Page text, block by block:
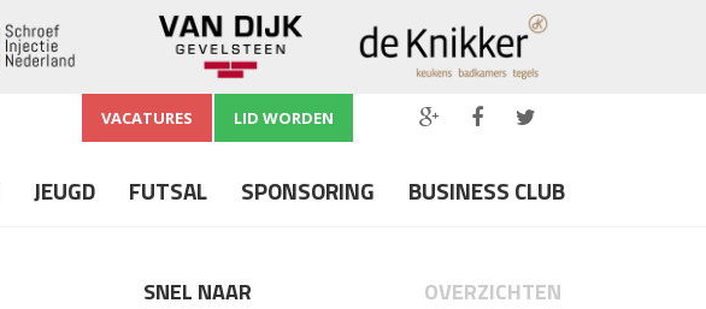
VACATURES LID WORDEN
JEUGD FUTSAL SPONSORING BUSINESS CLUB
SNEL NAAR OVERZICHTEN